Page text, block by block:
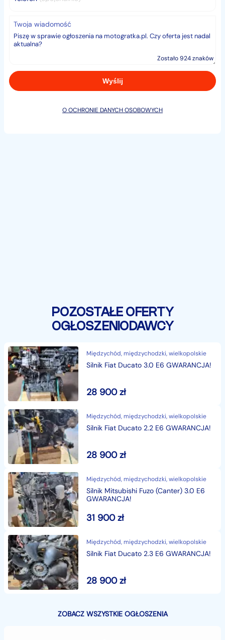
Twoja wiadomość
Zostało 924 znaków
O OCHRONIE DANYCH OSOBOWYCH
POZOSTAŁE OFERTY
OGŁOSZENIODAWCY
Międzychód, międzychodzki, wielkopolskie
Silnik Fiat Ducato 3.0 E6 GWARANCJA!
28 900zł
Międzychód, międzychodzki, wielkopolskie
Silnik Fiat Ducato 2.2 E6 GWARANCJA!
28 900zł
Międzychód, międzychodzki, wielkopolskie
Silnik Mitsubishi Fuzo (Canter) 3.0 E6
GWARANCJA!
31 900zł
Międzychód, międzychodzki, wielkopolskie
Silnik Fiat Ducato 2.3 E6 GWARANCJA!
28 900zł
ZOBACZ WSZYSTKIE OGŁOSZENIA